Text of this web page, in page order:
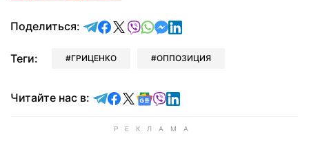
Поделиться: отправить в Telegram
поделиться в Facebook
поделиться в X
отправить в Viber
отправить в Whatsapp
отправить в Messenger
отправить в LinkedIn
Теги: ГРИЦЕНКО ОППОЗИЦИЯ
Читайте нас в: Читайте в Telegram
Читайте в Facebook
Читайте в X
Читайте в Google news
Читайте в Viber
Читайте в LinkedIn